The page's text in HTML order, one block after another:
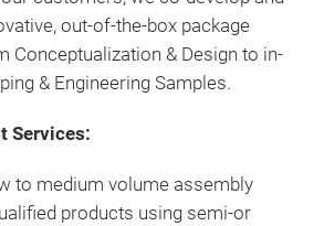
out-of-the-box package
Conceptualization & Design to in-
& Engineering Samples.
Services:
to medium volume assembly
products using semi-or